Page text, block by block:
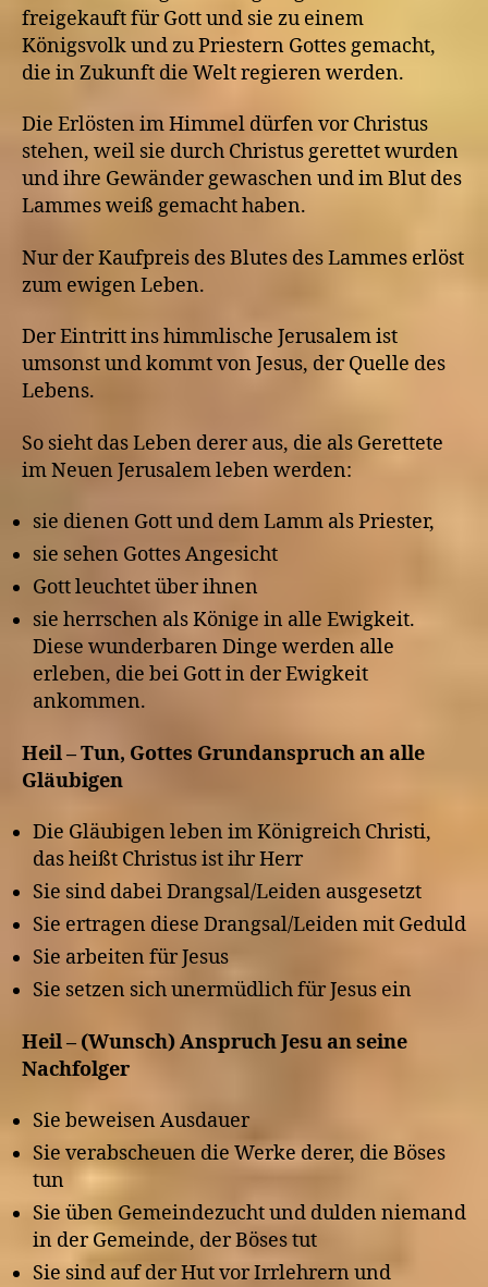
freigekauft für Gott und sie zu einem
Königsvolk und zu Priestern Gottes gemacht,
die in Zukunft die Welt regieren werden.
Die Erlösten im Himmel dürfen vor Christus
stehen, weil sie durch Christus gerettet wurden
und ihre Gewänder gewaschen und im Blut des
Lammes weiß gemacht haben.
Nur der Kaufpreis des Blutes des Lammes erlöst
zum ewigen Leben.
Der Eintritt ins himmlische Jerusalem ist
umsonst und kommt von Jesus, der Quelle des
Lebens.
So sieht das Leben derer aus, die als Gerettete
im Neuen Jerusalem leben werden:
sie dienen Gott und dem Lamm als Priester,
sie sehen Gottes Angesicht
Gott leuchtet über ihnen
sie herrschen als Könige in alle Ewigkeit.
Diese wunderbaren Dinge werden alle
erleben, die bei Gott in der Ewigkeit
ankommen.
Heil – Tun, Gottes Grundanspruch an alle
Gläubigen
Die Gläubigen leben im Königreich Christi,
das heißt Christus ist ihr Herr
Sie sind dabei Drangsal/Leiden ausgesetzt
Sie ertragen diese Drangsal/Leiden mit Geduld
Sie arbeiten für Jesus
Sie setzen sich unermüdlich für Jesus ein
Heil – (Wunsch) Anspruch Jesu an seine
Nachfolger
Sie beweisen Ausdauer
Sie verabscheuen die Werke derer, die Böses
tun
Sie üben Gemeindezucht und dulden niemand
in der Gemeinde, der Böses tut
Sie sind auf der Hut vor Irrlehrern und